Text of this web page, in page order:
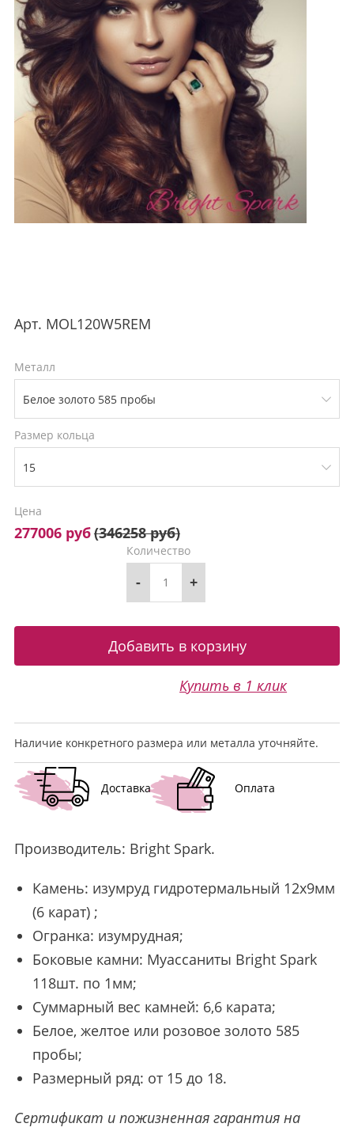
Арт. MOL120W5REM
Металл
Размер кольца
Цена
277006 руб(346258 руб)
Количество
- +
Купить в 1 клик
Наличие конкретного размера или металла уточняйте.
Доставка Оплата
Производитель: Bright Spark.
Камень: изумруд гидротермальный 12х9мм
(6 карат) ;
Огранка: изумрудная;
Боковые камни: Муассаниты Bright Spark
118шт. по 1мм;
Суммарный вес камней: 6,6 карата;
Белое, желтое или розовое золото 585
пробы;
Размерный ряд: от 15 до 18.
Сертификат и пожизненная гарантия на